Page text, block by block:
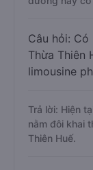
Câu hỏi:
Thừa Thiên
limousine
Trả lời: Hiện
nằm đôi khai
Thiên Huế.